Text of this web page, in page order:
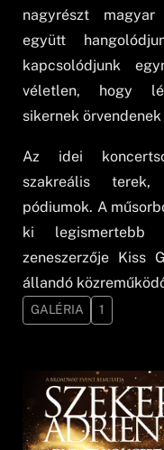
nagyrészt
együtt
kapcsolódjunk
véletlen, hogy
sikernek örvendenek
Az idei
szakreális
pódiumok. A
ki legismertebb
zeneszerzője Kiss
állandó
GALÉRIA 1